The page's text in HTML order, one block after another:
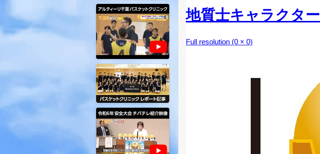
地質士キャラクター
Full resolution (0 × 0)